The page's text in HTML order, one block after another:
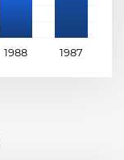
1988 1987